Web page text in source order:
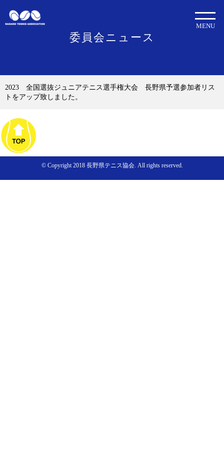
委員会ニュース
MENU
2023 全国選抜ジュニアテニス選手権大会 長野県予選参加者リス
トをアップ致しました。
© Copyright 2018 長野県テニス協会. All rights reserved.